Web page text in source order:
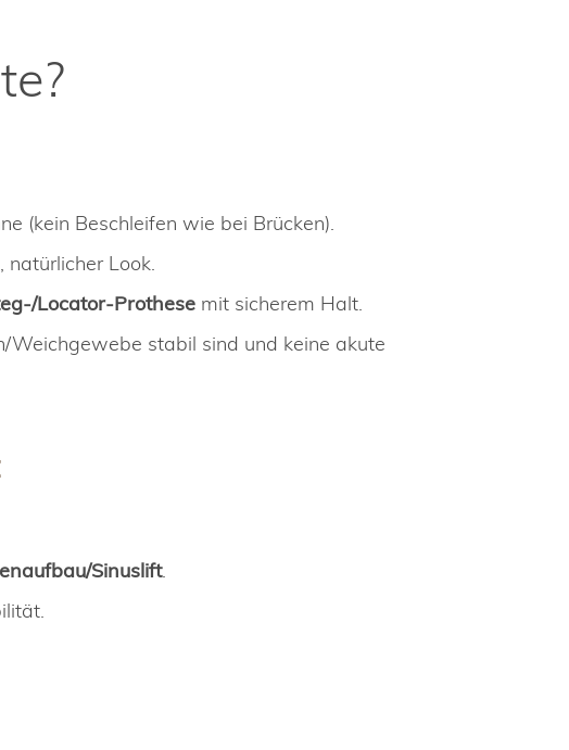
(kein Beschleifen wie bei Brücken).
natürlicher Look.
Locator-Prothese mit sicherem Halt.
Weichgewebe stabil sind und keine akute
Sinuslift.